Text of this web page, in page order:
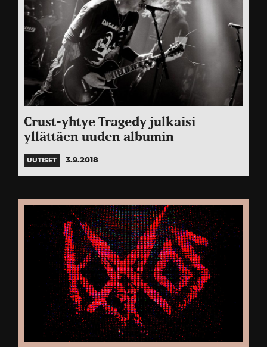
Crust-yhtye Tragedy julkaisi
yllättäen uuden albumin
UUTISET 3.9.2018